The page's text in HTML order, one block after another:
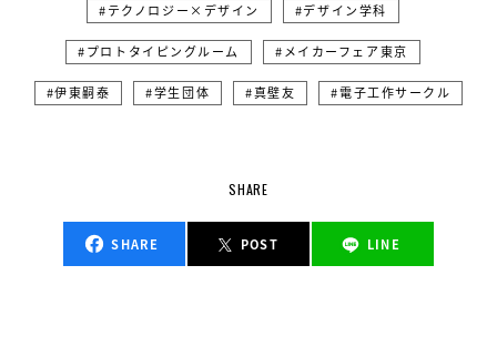
テクノロジー×デザイン デザイン学科
プロトタイピングルーム メイカーフェア東京
伊東嗣泰 学生団体 真壁友 電子工作サークル
SHARE
SHARE POST LINE